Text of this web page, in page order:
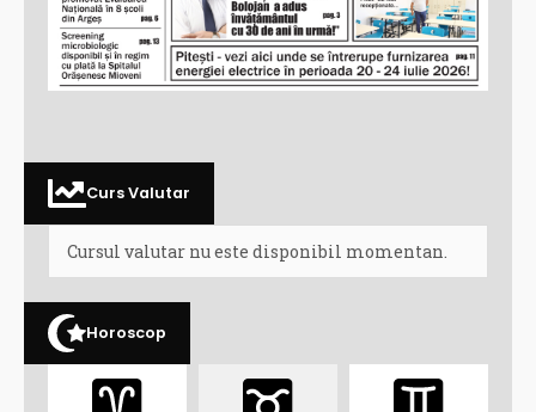
Curs Valutar
Cursul valutar nu este disponibil momentan.
Horoscop